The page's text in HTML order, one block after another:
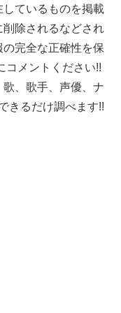
ているものを掲載
削除されるなどされ
完全な正確性を保
コメントください!!
、歌手、声優、ナ
きるだけ調べます!!